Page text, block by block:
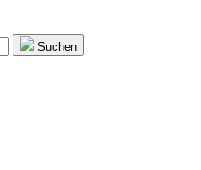
Suchen